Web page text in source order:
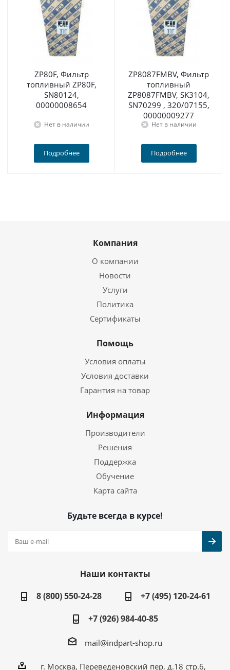
ZP80F, Фильтр
топливный ZP80F,
SN80124,
00000008654
Нет в наличии
Подробнее
ZP8087FMBV, Фильтр
топливный
ZP8087FMBV, SK3104,
SN70299 , 320/07155,
00000009277
Нет в наличии
Подробнее
Компания
О компании
Новости
Услуги
Политика
Сертификаты
Помощь
Условия оплаты
Условия доставки
Гарантия на товар
Информация
Производители
Решения
Поддержка
Обучение
Карта сайта
Будьте всегда в курсе!
Наши контакты
8 (800) 550-24-28
+7 (495) 120-24-61
+7 (926) 984-40-85
mail@indpart-shop.ru
г. Москва, Переведеновский пер, д.18 стр.6,